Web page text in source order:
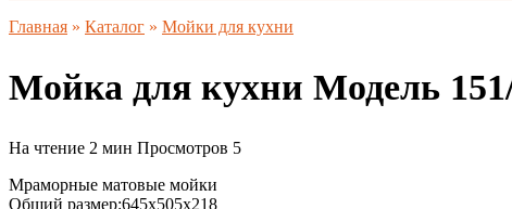
Главная » Каталог » Мойки для кухни
Мойка для кухни Модель
На чтение 2 мин Просмотров 5
Мраморные матовые мойки
Общий размер:645x505x218